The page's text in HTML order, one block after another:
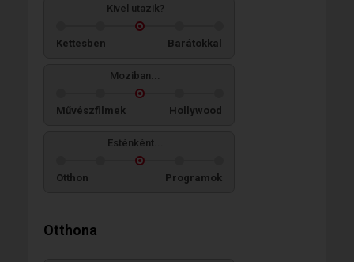
Kivel utazik?
Kettesben Barátokkal
Moziban...
Művészfilmek Hollywood
Esténként...
Otthon Programok
Otthona